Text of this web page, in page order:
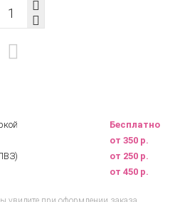
Бесплатно
от 350 р.
от 250 р.
от 450 р.